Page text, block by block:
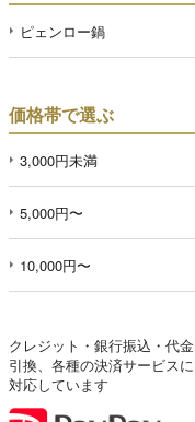
ピェンロー鍋
価格帯で選ぶ
3,000円未満
5,000円〜
10,000円〜
クレジット・銀行振込・代金
引換、各種の決済サービスに
対応しています